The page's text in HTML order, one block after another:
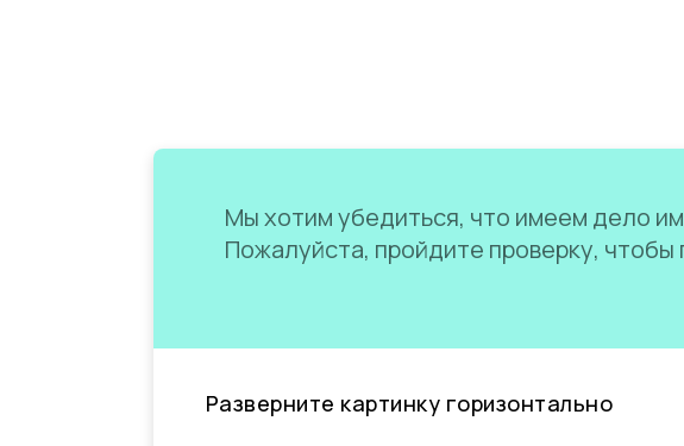
Мы хотим убедиться, что имеем дело
Пожалуйста, пройдите проверку, чтобы
Разверните картинку горизонтально